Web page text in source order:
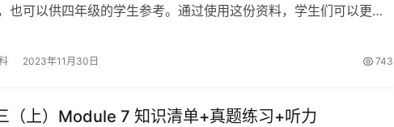
也可以供四年级的学生参考。通过使用这份资料，学生们可以更好
2023年11月30日 743
（上）Module 7 知识清单+真题练习+听力